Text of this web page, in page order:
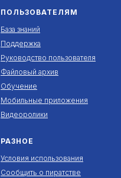
ПОЛЬЗОВАТЕЛЯМ
База знаний
Поддержка
Руководство пользователя
Файловый архив
Обучение
Мобильные приложения
Видеоролики
РАЗНОЕ
Условия использования
Сообщить о пиратстве